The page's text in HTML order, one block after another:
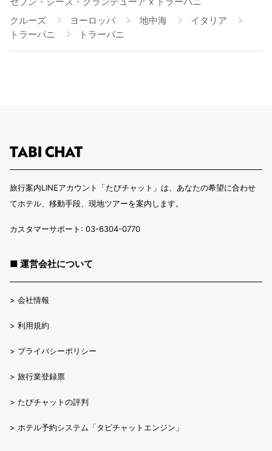
クルーズ
ヨーロッパ 地中海
イタリア
トラーパニ
トラーパニ
旅行案内LINEアカウント「たびチャット」は、あなたの希望に合わせ
てホテル、移動手段、現地ツアーを案内します。
カスタマーサポート: 03-6304-0770
■ 運営会社について
> 会社情報
> 利用規約
> プライバシーポリシー
> 旅行業登録票
> たびチャットの評判
> ホテル予約システム「タビチャットエンジン」